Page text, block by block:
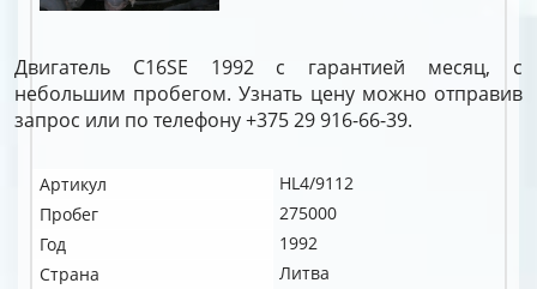
Двигатель C16SE 1992 с гарантией месяц, с
небольшим пробегом. Узнать цену можно отправив
запрос или по телефону +375 29 916-66-39.
Артикул
HL4/9112
Пробег
275000
Год
1992
Страна
Литва